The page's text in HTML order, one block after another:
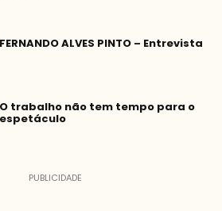
FERNANDO ALVES PINTO – Entrevista
O trabalho não tem tempo para o
espetáculo
PUBLICIDADE